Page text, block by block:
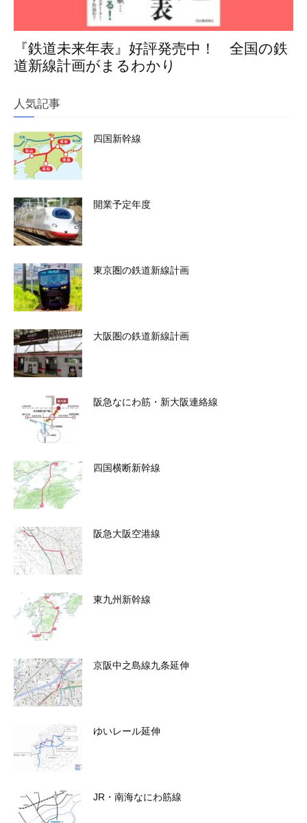
『鉄道未来年表』好評発売中！ 全国の鉄
道新線計画がまるわかり
人気記事
四国新幹線
開業予定年度
東京圏の鉄道新線計画
大阪圏の鉄道新線計画
阪急なにわ筋・新大阪連絡線
四国横断新幹線
阪急大阪空港線
東九州新幹線
京阪中之島線九条延伸
ゆいレール延伸
JR・南海なにわ筋線